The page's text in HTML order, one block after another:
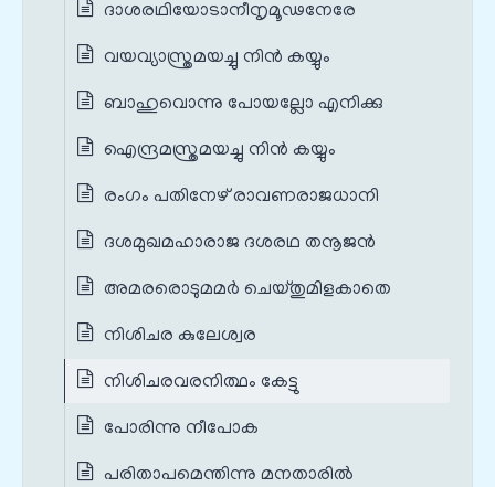
ദാശരഥിയോടാനീനൃമൂഢനേരേ
വയവ്യാസ്ത്രമയച്ചു നിൻ കയ്യും
ബാഹുവൊന്നു പോയല്ലോ എനിക്കു
ഐന്ദ്രമസ്ത്രമയച്ചു നിൻ കയ്യും
രംഗം പതിനേഴ് രാവണരാജധാനി
ദശമുഖമഹാരാജ ദശരഥ തനൂജൻ
അമരരൊടുമമർ ചെയ്തുമിളകാതെ
നിശിചര കുലേശ്വര
നിശിചരവരനിത്ഥം കേട്ടു
പോരിന്നു നീപോക
പരിതാപമെന്തിന്നു മനതാരിൽ